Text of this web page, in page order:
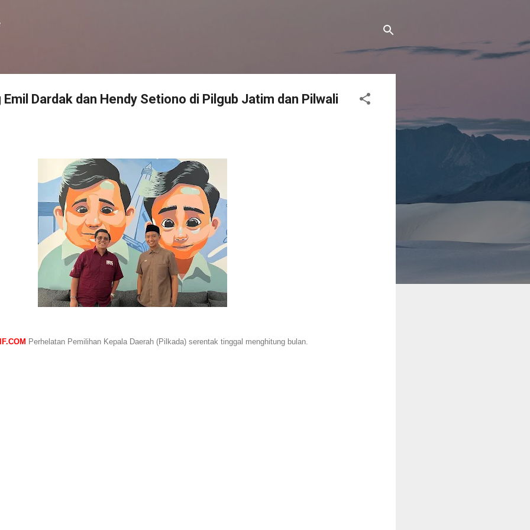
Emil Dardak dan Hendy Setiono di Pilgub Jatim dan Pilwali
Perhelatan Pemilihan Kepala Daerah (Pilkada) serentak tinggal menghitung bulan.